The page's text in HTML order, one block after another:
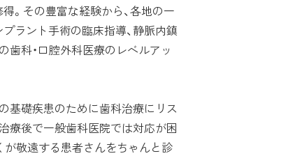
。その豊富な経験から、各地の一
ラント手術の臨床指導、静脈内鎮
歯科・口腔外科医療のレベルアッ
基礎疾患のために歯科治療にリス
療後で一般歯科医院では対応が困
が敬遠する患者さんをちゃんと診